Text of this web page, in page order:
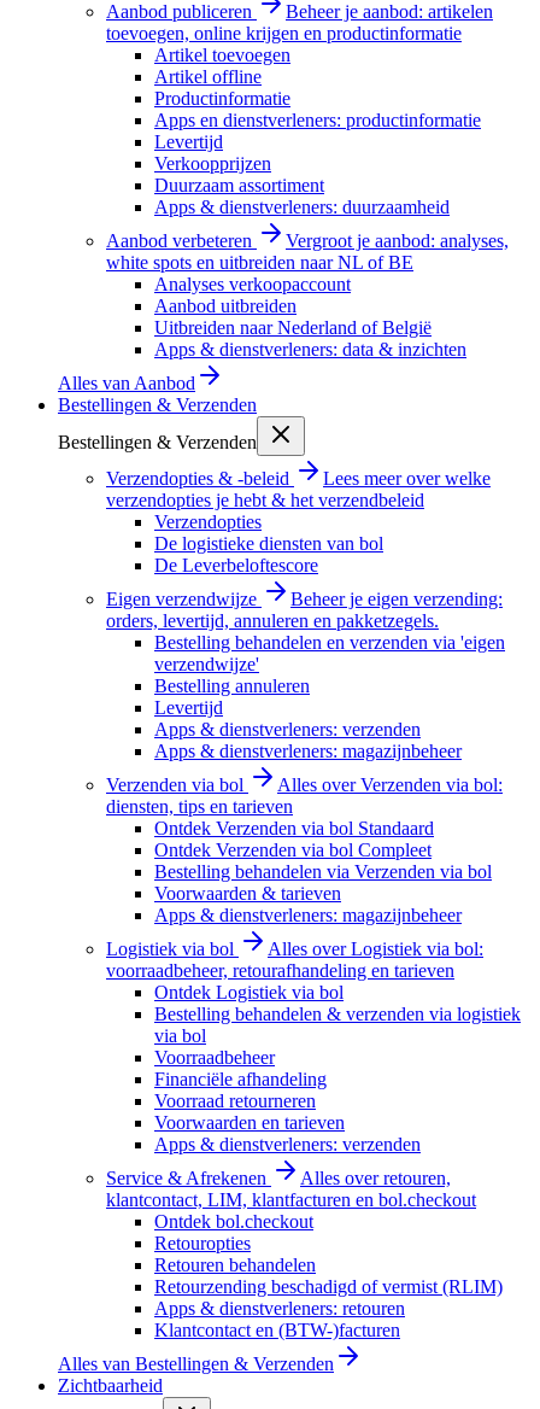
Aanbod publiceren
Beheer je aanbod: artikelen
toevoegen, online krijgen en productinformatie
Artikel toevoegen
Artikel offline
Productinformatie
Apps en dienstverleners: productinformatie
Levertijd
Verkoopprijzen
Duurzaam assortiment
Apps & dienstverleners: duurzaamheid
Aanbod verbeteren
Vergroot je aanbod: analyses,
white spots en uitbreiden naar NL of BE
Analyses verkoopaccount
Aanbod uitbreiden
Uitbreiden naar Nederland of België
Apps & dienstverleners: data & inzichten
Alles van Aanbod
Bestellingen & Verzenden
Bestellingen & Verzenden
Verzendopties & -beleid
Lees meer over welke
verzendopties je hebt & het verzendbeleid
Verzendopties
De logistieke diensten van bol
De Leverbeloftescore
Eigen verzendwijze
Beheer je eigen verzending:
orders, levertijd, annuleren en pakketzegels.
Bestelling behandelen en verzenden via 'eigen
verzendwijze'
Bestelling annuleren
Levertijd
Apps & dienstverleners: verzenden
Apps & dienstverleners: magazijnbeheer
Verzenden via bol
Alles over Verzenden via bol:
diensten, tips en tarieven
Ontdek Verzenden via bol Standaard
Ontdek Verzenden via bol Compleet
Bestelling behandelen via Verzenden via bol
Voorwaarden & tarieven
Apps & dienstverleners: magazijnbeheer
Logistiek via bol
Alles over Logistiek via bol:
voorraadbeheer, retourafhandeling en tarieven
Ontdek Logistiek via bol
Bestelling behandelen & verzenden via logistiek
via bol
Voorraadbeheer
Financiële afhandeling
Voorraad retourneren
Voorwaarden en tarieven
Apps & dienstverleners: verzenden
Service & Afrekenen
Alles over retouren,
klantcontact, LIM, klantfacturen en bol.checkout
Ontdek bol.checkout
Retouropties
Retouren behandelen
Retourzending beschadigd of vermist (RLIM)
Apps & dienstverleners: retouren
Klantcontact en (BTW-)facturen
Alles van Bestellingen & Verzenden
Zichtbaarheid